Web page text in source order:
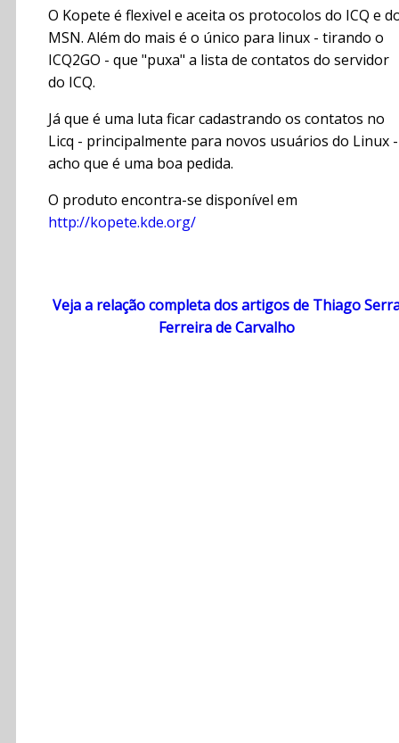
O Kopete é flexivel e aceita os protocolos do ICQ e
MSN. Além do mais é o único para linux - tirando o
ICQ2GO - que "puxa" a lista de contatos do servidor
do ICQ.
Já que é uma luta ficar cadastrando os contatos no
Licq - principalmente para novos usuários do Linux -
acho que é uma boa pedida.
O produto encontra-se disponível em
http://kopete.kde.org/
Veja a relação completa dos artigos de Thiago
Ferreira de Carvalho